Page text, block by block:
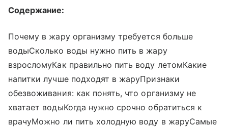
Содержание:
Почему в жару организму требуется больше
водыСколько воды нужно пить в жару
взросломуКак правильно пить воду летомКакие
напитки лучше подходят в жаруПризнаки
обезвоживания: как понять, что организму не
хватает водыКогда нужно срочно обратиться к
врачуМожно ли пить холодную воду в жаруСамые